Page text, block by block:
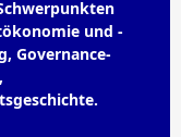
und -
Governance-